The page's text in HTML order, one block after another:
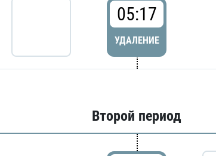
05:17
УДАЛЕНИЕ
Второй период